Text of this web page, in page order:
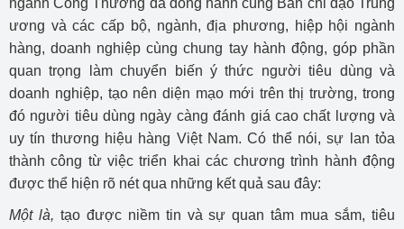
ương và các cấp bộ, ngành, địa phương, hiệp hội ngành
hàng, doanh nghiệp cùng chung tay hành động, góp phần
quan trọng làm chuyển biến ý thức người tiêu dùng và
doanh nghiệp, tạo nên diện mạo mới trên thị trường, trong
đó người tiêu dùng ngày càng đánh giá cao chất lượng và
uy tín thương hiệu hàng Việt Nam. Có thể nói, sự lan tỏa
thành công từ việc triển khai các chương trình hành động
được thể hiện rõ nét qua những kết quả sau đây:
Một là, tạo được niềm tin và sự quan tâm mua sắm, tiêu